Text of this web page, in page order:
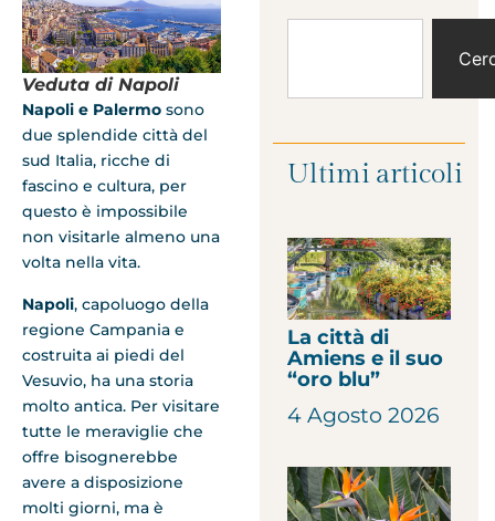
Veduta di Napoli
Napoli e Palermo sono
due splendide città del
sud Italia, ricche di
fascino e cultura, per
questo è impossibile
non visitarle almeno una
volta nella vita.
Napoli, capoluogo della
regione Campania e
costruita ai piedi del
Vesuvio, ha una storia
molto antica. Per visitare
tutte le meraviglie che
offre bisognerebbe
avere a disposizione
molti giorni, ma è
Ultimi articoli
La città di
Amiens e il suo
“oro blu”
4 Agosto 2026